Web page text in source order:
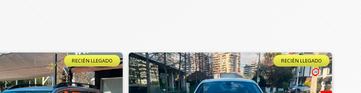
RECIÉN LLEGADO RECIÉN LLEGADO